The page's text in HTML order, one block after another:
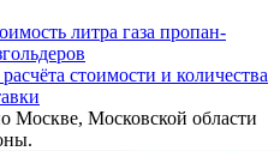
литра газа пропан-
стоимости и количества
Москве, Московской области